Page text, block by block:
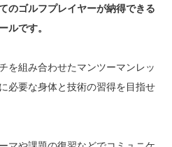
のゴルフプレイヤーが納得できる
ルです。
を組み合わせたマンツーマンレッ
必要な身体と技術の習得を目指せ